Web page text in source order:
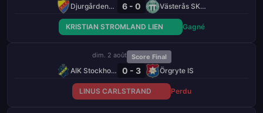
Djurgårdens IF 6 - 0 Västerås SK FK
KRISTIAN STROMLAND LIEN Gagné
dim. 2 août Score Final
AIK Stockholm 0 - 3 Örgryte IS
LINUS CARLSTRAND Perdu